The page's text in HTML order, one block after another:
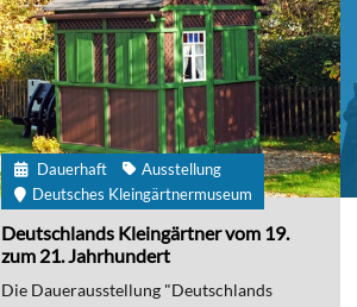
Dauerhaft
Ausstellung
Deutsches Kleingärtnermuseum
Deutschlands Kleingärtner vom 19.
zum 21. Jahrhundert
Die Dauerausstellung "Deutschlands